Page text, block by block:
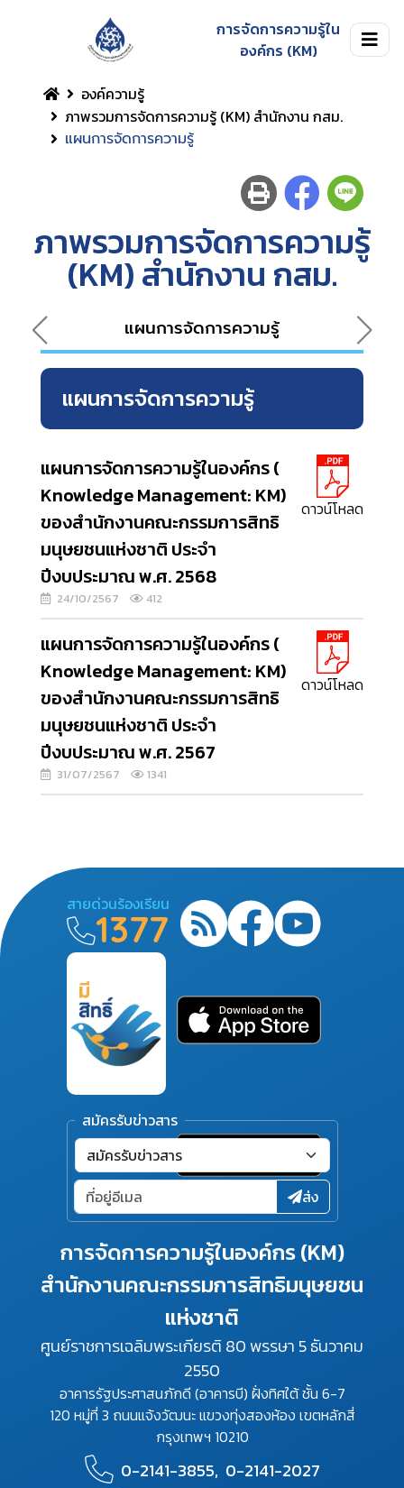
การจัดการความรู้ใน
องค์กร (KM)
องค์ความรู้
ภาพรวมการจัดการความรู้ (KM) สำนักงาน กสม.
แผนการจัดการความรู้
ภาพรวมการจัดการความรู้
(KM) สำนักงาน กสม.
แผนการจัดการความรู้
แผนการจัดการความรู้
แผนการจัดการความรู้ในองค์กร (
Knowledge Management: KM)
ของสำนักงานคณะกรรมการสิทธิ
มนุษยชนแห่งชาติ ประจำ
ปีงบประมาณ พ.ศ. 2568
24/10/2567 412
ดาวน์โหลด
แผนการจัดการความรู้ในองค์กร (
Knowledge Management: KM)
ของสำนักงานคณะกรรมการสิทธิ
มนุษยชนแห่งชาติ ประจำ
ปีงบประมาณ พ.ศ. 2567
31/07/2567 1341
ดาวน์โหลด
การจัดการความรู้ในองค์กร (KM)
สำนักงานคณะกรรมการสิทธิมนุษยชน
แห่งชาติ
ศูนย์ราชการเฉลิมพระเกียรติ 80 พรรษา 5 ธันวาคม
2550
อาคารรัฐประศาสนภักดี (อาคารบี) ฝั่งทิศใต้ ชั้น 6-7
120 หมู่ที่ 3 ถนนแจ้งวัฒนะ แขวงทุ่งสองห้อง เขตหลักสี่
กรุงเทพฯ 10210
0-2141-3855, 0-2141-2027
สายด่วนร้องเรียน
1377
สมัครรับข่าวสาร
ส่ง